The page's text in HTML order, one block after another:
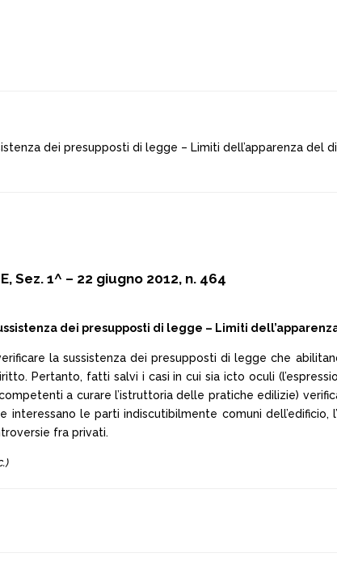
dei presupposti di legge – Limiti dell’apparenza del
Sez. 1^ – 22 giugno 2012, n. 464
dei presupposti di legge – Limiti
la sussistenza dei presupposti di legge che
Pertanto, fatti salvi i casi in cui sia icto oculi
a curare l’istruttoria delle pratiche edilizie)
interessano le parti indiscutibilmente comuni dell’edificio,
fra privati.